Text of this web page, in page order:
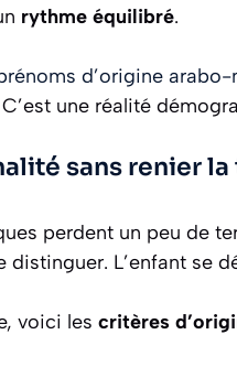
rythme équilibré.
d’origine arabo-
C’est une réalité
sans renier
perdent un peu de
distinguer. L’enfant se
voici les critères